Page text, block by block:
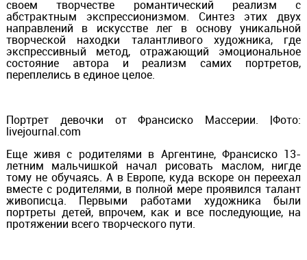
своем творчестве романтический реализм с
абстрактным экспрессионизмом. Синтез этих двух
направлений в искусстве лег в основу уникальной
творческой находки талантливого художника, где
экспрессивный метод, отражающий эмоциональное
состояние автора и реализм самих портретов,
переплелись в единое целое.
Портрет девочки от Франсиско Массерии. |Фото:
livejournal.com
Еще живя с родителями в Аргентине, Франсиско 13-
летним мальчишкой начал рисовать маслом, нигде
тому не обучаясь. А в Европе, куда вскоре он переехал
вместе с родителями, в полной мере проявился талант
живописца. Первыми работами художника были
портреты детей, впрочем, как и все последующие, на
протяжении всего творческого пути.